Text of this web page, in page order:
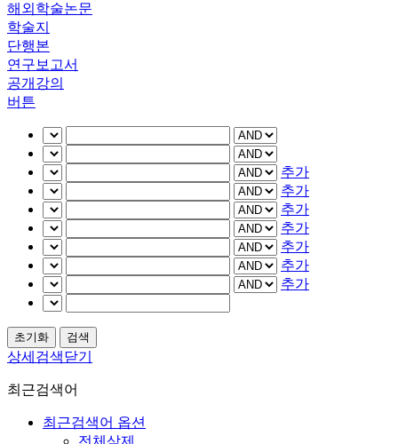
해외학술논문
학술지
단행본
연구보고서
공개강의
버튼
추가
추가
추가
추가
추가
추가
추가
상세검색닫기
최근검색어
최근검색어 옵션
전체삭제